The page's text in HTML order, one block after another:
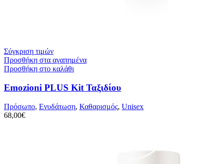
Σύγκριση τιμών
Προσθήκη στα αγαπημένα
Προσθήκη στο καλάθι
Emozioni PLUS Kit Ταξιδίου
Πρόσωπο, Ενυδάτωση, Καθαρισμός, Unisex
68,00€